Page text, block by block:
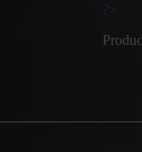
?>